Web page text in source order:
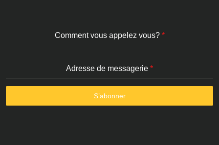
Comment vous appelez vous? *
Adresse de messagerie *
S’abonner